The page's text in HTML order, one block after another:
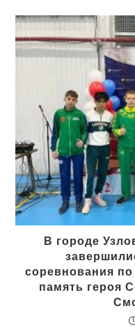
В городе
соревнования
память героя